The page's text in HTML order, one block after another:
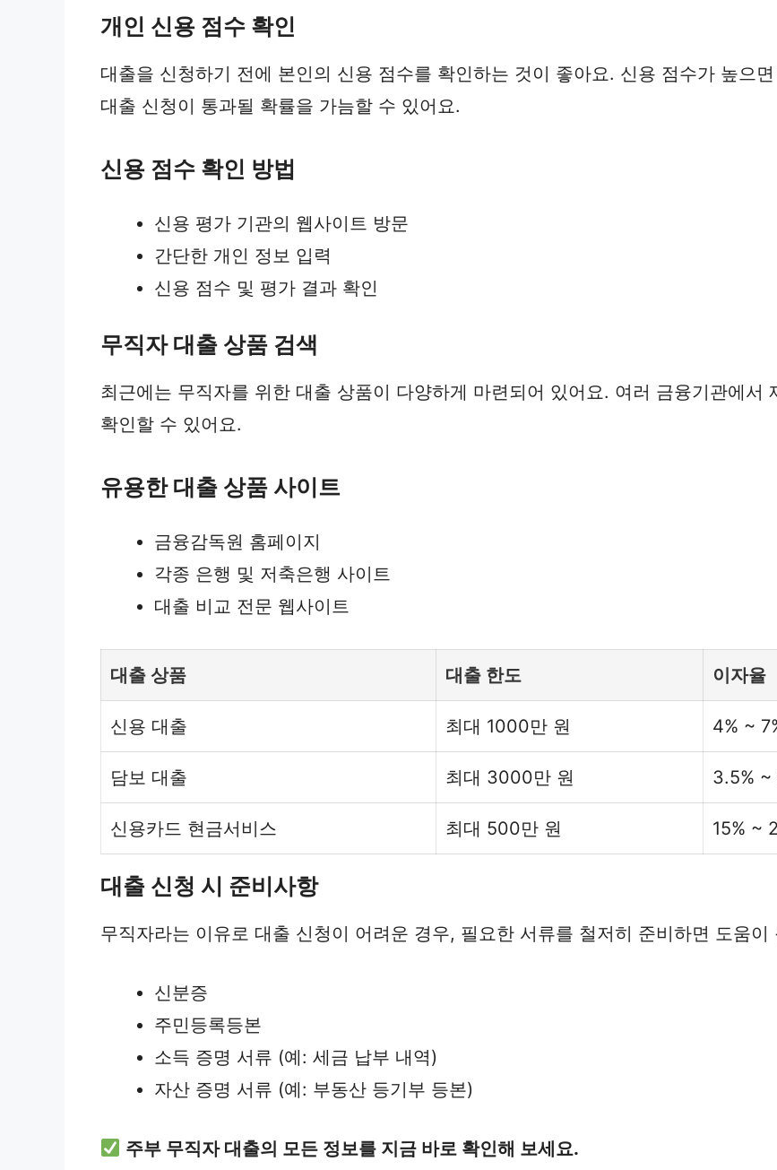
개인 신용 점수 확인
대출을 신청하기 전에 본인의 신용 점수를 확인하는 것이 좋아요. 신용 점수가 높으
대출 신청이 통과될 확률을 가늠할 수 있어요.
신용 점수 확인 방법
신용 평가 기관의 웹사이트 방문
간단한 개인 정보 입력
신용 점수 및 평가 결과 확인
무직자 대출 상품 검색
최근에는 무직자를 위한 대출 상품이 다양하게 마련되어 있어요. 여러 금융기관에서
확인할 수 있어요.
유용한 대출 상품 사이트
금융감독원 홈페이지
각종 은행 및 저축은행 사이트
대출 비교 전문 웹사이트
대출 상품 대출 한도 이자율
신용 대출 최대 1000만 원 4% ~
담보 대출 최대 3000만 원 3.5% ~
신용카드 현금서비스 최대 500만 원 15% ~
대출 신청 시 준비사항
무직자라는 이유로 대출 신청이 어려운 경우, 필요한 서류를 철저히 준비하면 도움이
신분증
주민등록등본
소득 증명 서류 (예: 세금 납부 내역)
자산 증명 서류 (예: 부동산 등기부 등본)
주부 무직자 대출의 모든 정보를 지금 바로 확인해 보세요.